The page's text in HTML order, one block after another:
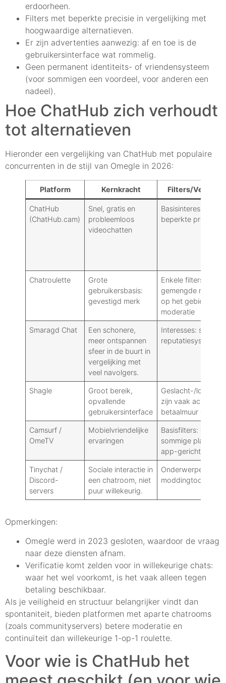
erdoorheen.
Filters met beperkte precisie in vergelijking met
hoogwaardige alternatieven.
Er zijn advertenties aanwezig: af en toe is de
gebruikersinterface wat rommelig.
Geen permanent identiteits- of vriendensysteem
(voor sommigen een voordeel, voor anderen een
nadeel).
Hoe ChatHub zich verhoudt
tot alternatieven
Hieronder een vergelijking van ChatHub met populaire
concurrenten in de stijl van Omegle in 2026:
Platform Kernkracht Filters/
ChatHub
(ChatHub.cam)
Snel, gratis en
probleemloos
videochatten
Basisinteresses/
beperkte precisie
Chatroulette
Grote
gebruikersbasis:
gevestigd merk
Enkele filters:
gemengde
op het gebied van
moderatie
Smaragd Chat
Een schonere,
meer ontspannen
sfeer in de buurt in
vergelijking met
veel navolgers.
Interesses:
reputatiesystemen
Shagle
Groot bereik,
opvallende
gebruikersinterface
Geslacht-/
zijn vaak achter
betaalmuur
Camsurf /
OmeTV
Mobielvriendelijke
ervaringen
Basisfilters: op
sommige plaatsen
app-gericht
Tinychat /
Discord-
servers
Sociale interactie in
een chatroom, niet
puur willekeurig.
Onderwerpen:
moddingtools
Opmerkingen:
Omegle werd in 2023 gesloten, waardoor de vraag
naar deze diensten afnam.
Verificatie komt zelden voor in willekeurige chats:
waar het wel voorkomt, is het vaak alleen tegen
betaling beschikbaar.
Als je veiligheid en structuur belangrijker vindt dan
spontaniteit, bieden platformen met aparte chatrooms
(zoals communityservers) betere moderatie en
continuïteit dan willekeurige 1-op-1 roulette.
Voor wie is ChatHub het